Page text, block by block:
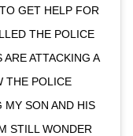
GET HELP FOR
THE POLICE
ATTACKING A
THE POLICE
MY SON AND HIS
STILL WONDER